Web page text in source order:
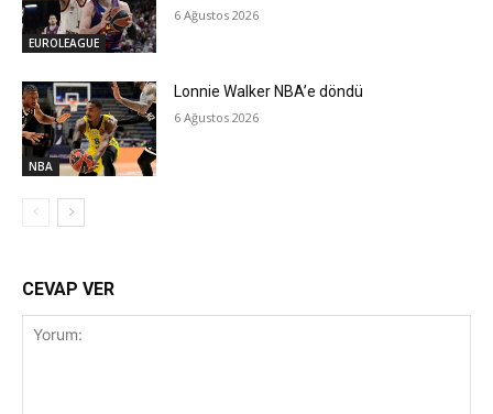
EUROLEAGUE
6 Ağustos 2026
NBA
Lonnie Walker NBA’e döndü
6 Ağustos 2026
CEVAP VER